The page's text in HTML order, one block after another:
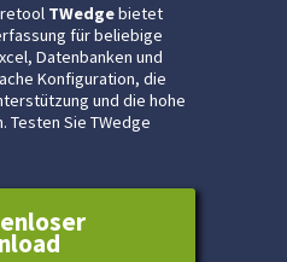
TWedgebietet
für beliebige
Datenbanken und
Konfiguration, die
und die hohe
Testen Sie TWedge